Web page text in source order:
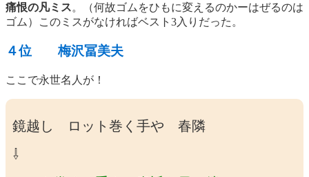
痛恨の凡ミス。（何故ゴムをひもに変えるのかーはぜるのは
ゴム）このミスがなければベスト3入りだった。
４位 梅沢冨美夫
ここで永世名人が！
鏡越し ロット巻く手や 春隣
⇩